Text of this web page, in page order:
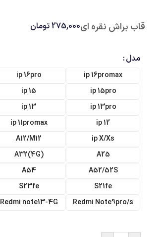
قاب براش نقره ای275,000تومان
مدل
ip 16promax
ip 16pro
ip 15pro
ip 15
ip 13pro
ip 13
ip 12
ip 11promax
ip X/Xs
A12/M12
A25
(A32(4G
A52/52S
A54
S21fe
S23fe
Redmi Note9pro/s
Redmi note13-4G